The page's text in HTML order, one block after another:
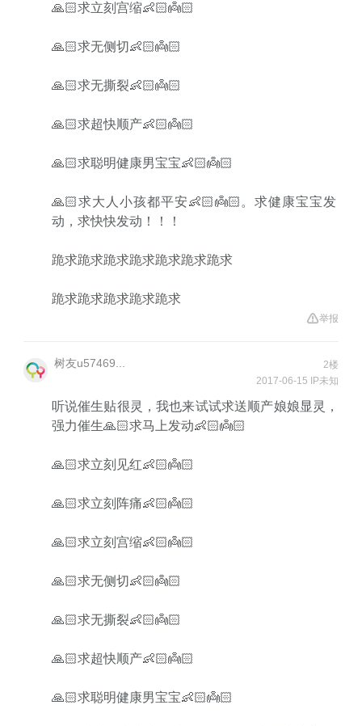
🙏🏻求立刻宫缩👶🏻👼🏻
🙏🏻求无侧切👶🏻👼🏻
🙏🏻求无撕裂👶🏻👼🏻
🙏🏻求超快顺产👶🏻👼🏻
🙏🏻求聪明健康男宝宝👶🏻👼🏻
🙏🏻求大人小孩都平安👶🏻👼🏻。求健康宝宝发
动，求快快发动！！！
跪求跪求跪求跪求跪求跪求跪求
跪求跪求跪求跪求跪求
举报
树友u57469...
2楼
2017-06-15 IP未知
听说催生贴很灵，我也来试试求送顺产娘娘显灵，
强力催生🙏🏻求马上发动👶🏻👼🏻
🙏🏻求立刻见红👶🏻👼🏻
🙏🏻求立刻阵痛👶🏻👼🏻
🙏🏻求立刻宫缩👶🏻👼🏻
🙏🏻求无侧切👶🏻👼🏻
🙏🏻求无撕裂👶🏻👼🏻
🙏🏻求超快顺产👶🏻👼🏻
🙏🏻求聪明健康男宝宝👶🏻👼🏻